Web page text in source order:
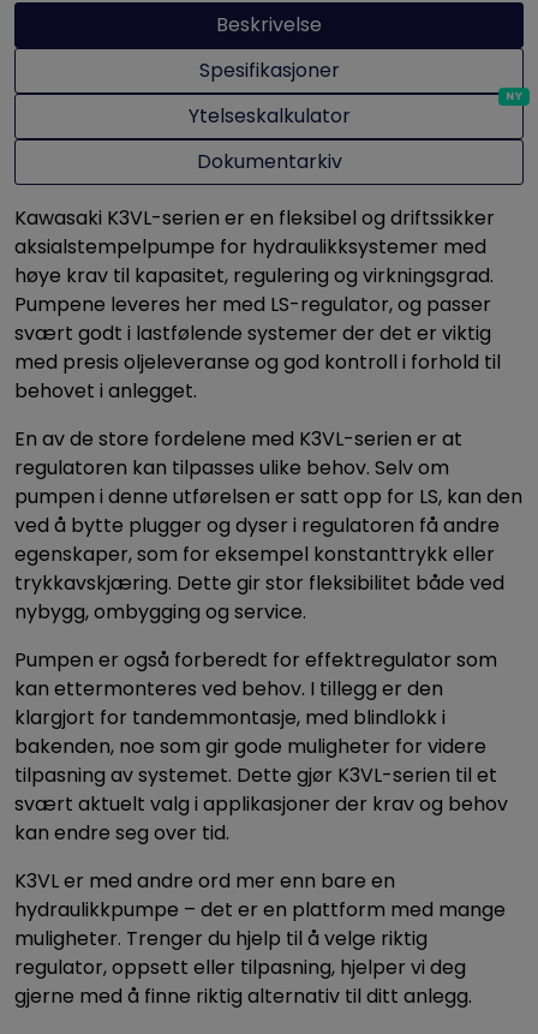
Beskrivelse
Spesifikasjoner
Ytelseskalkulator
Dokumentarkiv
Kawasaki K3VL-serien er en fleksibel og driftssikker
aksialstempelpumpe for hydraulikksystemer med
høye krav til kapasitet, regulering og virkningsgrad.
Pumpene leveres her med LS-regulator, og passer
svært godt i lastfølende systemer der det er viktig
med presis oljeleveranse og god kontroll i forhold til
behovet i anlegget.
En av de store fordelene med K3VL-serien er at
regulatoren kan tilpasses ulike behov. Selv om
pumpen i denne utførelsen er satt opp for LS, kan den
ved å bytte plugger og dyser i regulatoren få andre
egenskaper, som for eksempel konstanttrykk eller
trykkavskjæring. Dette gir stor fleksibilitet både ved
nybygg, ombygging og service.
Pumpen er også forberedt for effektregulator som
kan ettermonteres ved behov. I tillegg er den
klargjort for tandemmontasje, med blindlokk i
bakenden, noe som gir gode muligheter for videre
tilpasning av systemet. Dette gjør K3VL-serien til et
svært aktuelt valg i applikasjoner der krav og behov
kan endre seg over tid.
K3VL er med andre ord mer enn bare en
hydraulikkpumpe – det er en plattform med mange
muligheter. Trenger du hjelp til å velge riktig
regulator, oppsett eller tilpasning, hjelper vi deg
gjerne med å finne riktig alternativ til ditt anlegg.